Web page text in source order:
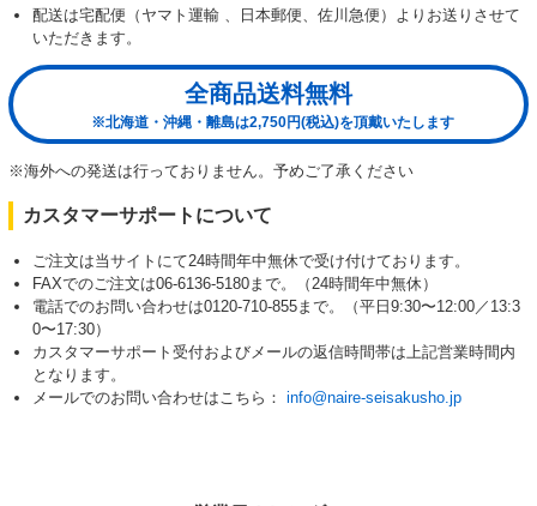
配送は宅配便（ヤマト運輸 、日本郵便、佐川急便）よりお送りさせて
いただきます。
全商品送料無料
※北海道・沖縄・離島は2,750円(税込)を頂戴いたします
※海外への発送は行っておりません。予めご了承ください
カスタマーサポートについて
ご注文は当サイトにて24時間年中無休で受け付けております。
FAXでのご注文は06-6136-5180まで。（24時間年中無休）
電話でのお問い合わせは0120-710-855まで。（平日9:30〜12:00／13:3
0〜17:30）
カスタマーサポート受付およびメールの返信時間帯は上記営業時間内
となります。
メールでのお問い合わせはこちら： info@naire-seisakusho.jp